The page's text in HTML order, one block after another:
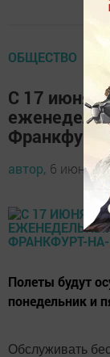
ОБЩЕСТВО
С 17 июня
автор, 6 июня
Полеты будут
понедельник и
Обслуживать